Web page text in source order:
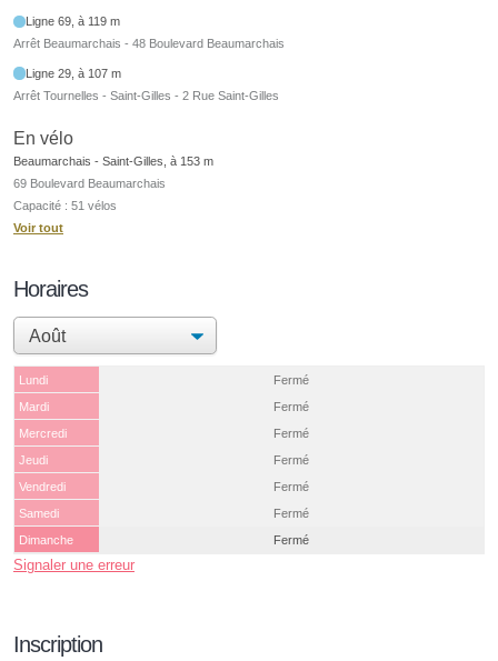
Ligne 69, à 119 m
Arrêt Beaumarchais - 48 Boulevard Beaumarchais
Ligne 29, à 107 m
Arrêt Tournelles - Saint-Gilles - 2 Rue Saint-Gilles
En vélo
Beaumarchais - Saint-Gilles, à 153 m
69 Boulevard Beaumarchais
Capacité : 51 vélos
Voir tout
Horaires
Lundi
Fermé
Mardi
Fermé
Mercredi
Fermé
Jeudi
Fermé
Vendredi
Fermé
Samedi
Fermé
Dimanche
Fermé
Signaler une erreur
Inscription